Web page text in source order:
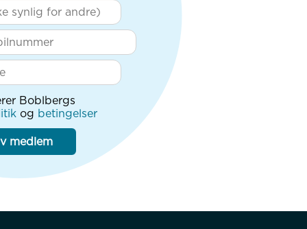
Boblbergs
og betingelser
medlem